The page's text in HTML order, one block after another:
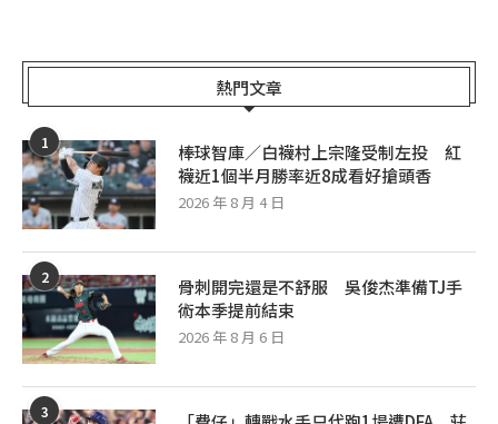
熱門文章
1
棒球智庫／白襪村上宗隆受制左投 紅
襪近1個半月勝率近8成看好搶頭香
2026 年 8 月 4 日
2
骨刺開完還是不舒服 吳俊杰準備TJ手
術本季提前結束
2026 年 8 月 6 日
3